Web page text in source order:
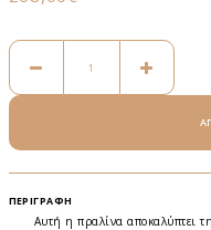
ΠΕΡΙΓΡΑΦΉ
Αυτή η πραλίνα αποκαλύπτει